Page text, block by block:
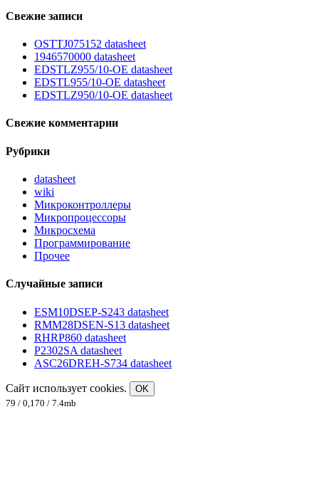
Свежие записи
OSTTJ075152 datasheet
1946570000 datasheet
EDSTLZ955/10-OE datasheet
EDSTL955/10-OE datasheet
EDSTLZ950/10-OE datasheet
Свежие комментарии
Рубрики
datasheet
wiki
Микроконтроллеры
Микропроцессоры
Микросхема
Программирование
Прочее
Случайные записи
ESM10DSEP-S243 datasheet
RMM28DSEN-S13 datasheet
RHRP860 datasheet
P2302SA datasheet
ASC26DREH-S734 datasheet
Сайт использует cookies.
OK
79 / 0,170 / 7.4mb